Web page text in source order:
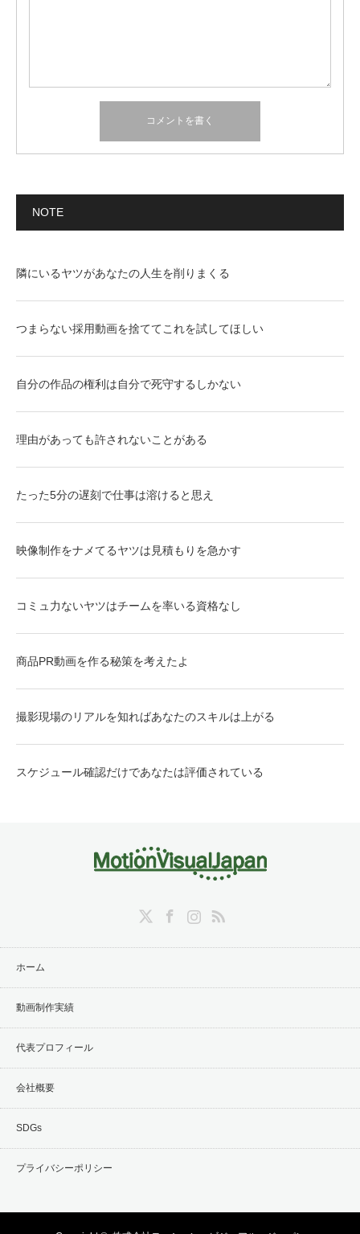
NOTE
隣にいるヤツがあなたの人生を削りまくる
つまらない採用動画を捨ててこれを試してほしい
自分の作品の権利は自分で死守するしかない
理由があっても許されないことがある
たった5分の遅刻で仕事は溶けると思え
映像制作をナメてるヤツは見積もりを急かす
コミュ力ないヤツはチームを率いる資格なし
商品PR動画を作る秘策を考えたよ
撮影現場のリアルを知ればあなたのスキルは上がる
スケジュール確認だけであなたは評価されている
RSS
ホーム
動画制作実績
代表プロフィール
会社概要
SDGs
プライバシーポリシー